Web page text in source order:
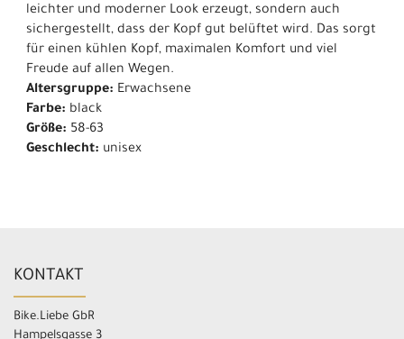
leichter und moderner Look erzeugt, sondern auch
sichergestellt, dass der Kopf gut belüftet wird. Das sorgt
für einen kühlen Kopf, maximalen Komfort und viel
Freude auf allen Wegen.
Altersgruppe: Erwachsene
Farbe: black
Größe: 58-63
Geschlecht: unisex
KONTAKT
Bike.Liebe GbR
Hampelsgasse 3